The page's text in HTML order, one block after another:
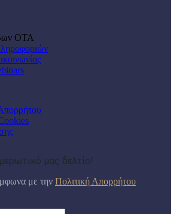
ΟΤΑ
μας δελτίο!
με την Πολιτική Απορρήτου